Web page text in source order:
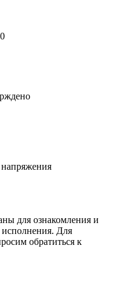
для ознакомления и
Для
обратиться к